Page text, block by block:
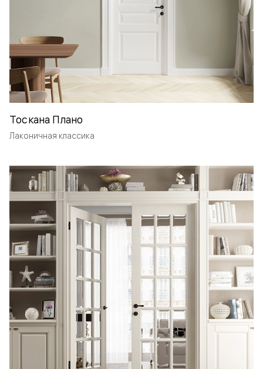
Тоскана Плано
Лаконичная классика